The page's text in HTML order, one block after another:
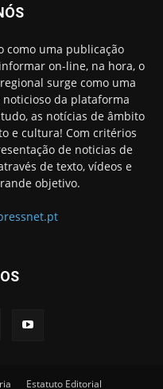
como uma publicação
on-line, na hora, o
surge como uma
da plataforma
as notícias de âmbito
e cultura! Com critérios
de noticias de
de texto, vídeos e
objetivo.
Estatuto Editorial